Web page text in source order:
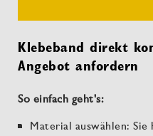
Klebeband direkt
Angebot anfordern
So einfach geht's:
Material auswählen: Sie